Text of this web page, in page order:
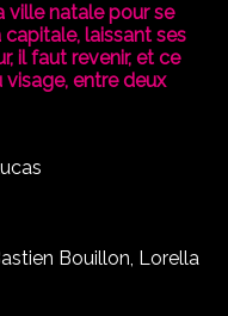
ville natale pour se
laissant ses
il faut revenir, et ce
visage, entre deux
Bouillon, Lorella